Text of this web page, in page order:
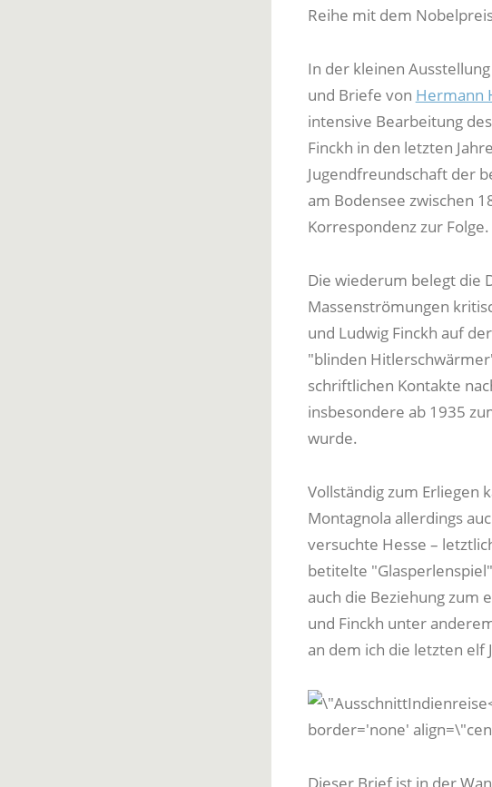
Reihe mit dem
In der kleinen
und Briefe von Hermann
intensive Bearbeitung
Finckh in den letzten
Jugendfreundschaft der
am Bodensee zwischen
Korrespondenz zur Folge.
Die wiederum belegt die
Massenströmungen
und Ludwig Finckh auf
"blinden
schriftlichen Kontakte
insbesondere ab 1935
wurde.
Vollständig zum Erliegen
Montagnola allerdings
versuchte Hesse –
betitelte
auch die Beziehung zum
und Finckh unter
an dem ich die letzten elf
border='none'